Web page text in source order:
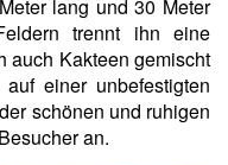
lang und 30 Meter
trennt ihn eine
auch Kakteen gemischt
einer unbefestigten
schönen und ruhigen
an.